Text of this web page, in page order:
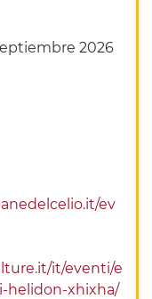
2026
ev
it/eventi/e
helidon-xhixha/